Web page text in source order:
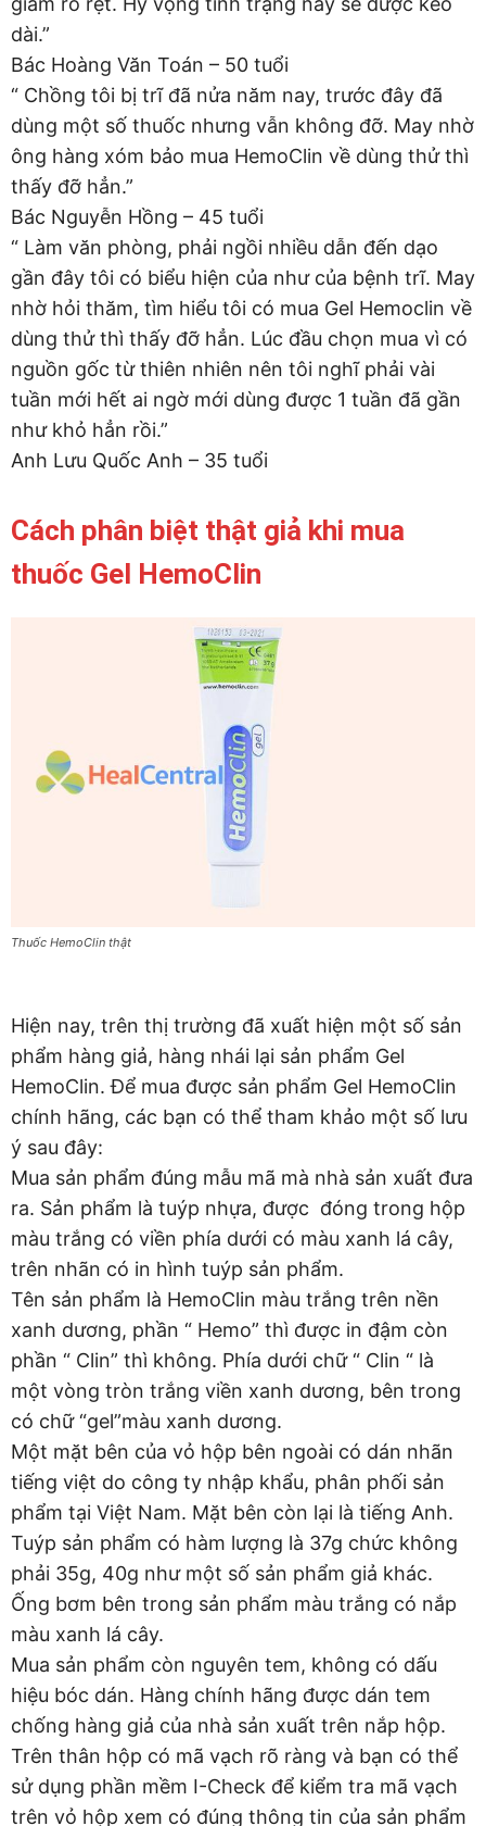
dài.”
Bác Hoàng Văn Toán – 50 tuổi
“ Chồng tôi bị trĩ đã nửa năm nay, trước đây đã
dùng một số thuốc nhưng vẫn không đỡ. May nhờ
ông hàng xóm bảo mua HemoClin về dùng thử thì
thấy đỡ hẳn.”
Bác Nguyễn Hồng – 45 tuổi
“ Làm văn phòng, phải ngồi nhiều dẫn đến dạo
gần đây tôi có biểu hiện của như của bệnh trĩ. May
nhờ hỏi thăm, tìm hiểu tôi có mua Gel Hemoclin về
dùng thử thì thấy đỡ hẳn. Lúc đầu chọn mua vì có
nguồn gốc từ thiên nhiên nên tôi nghĩ phải vài
tuần mới hết ai ngờ mới dùng được 1 tuần đã gần
như khỏ hẳn rồi.”
Anh Lưu Quốc Anh – 35 tuổi
Cách phân biệt thật giả khi mua
thuốc Gel HemoClin
Thuốc HemoClin thật
Hiện nay, trên thị trường đã xuất hiện một số sản
phẩm hàng giả, hàng nhái lại sản phẩm Gel
HemoClin. Để mua được sản phẩm Gel HemoClin
chính hãng, các bạn có thể tham khảo một số lưu
ý sau đây:
Mua sản phẩm đúng mẫu mã mà nhà sản xuất đưa
ra. Sản phẩm là tuýp nhựa, được đóng trong hộp
màu trắng có viền phía dưới có màu xanh lá cây,
trên nhãn có in hình tuýp sản phẩm.
Tên sản phẩm là HemoClin màu trắng trên nền
xanh dương, phần “ Hemo” thì được in đậm còn
phần “ Clin” thì không. Phía dưới chữ “ Clin “ là
một vòng tròn trắng viền xanh dương, bên trong
có chữ “gel”màu xanh dương.
Một mặt bên của vỏ hộp bên ngoài có dán nhãn
tiếng việt do công ty nhập khẩu, phân phối sản
phẩm tại Việt Nam. Mặt bên còn lại là tiếng Anh.
Tuýp sản phẩm có hàm lượng là 37g chức không
phải 35g, 40g như một số sản phẩm giả khác.
Ống bơm bên trong sản phẩm màu trắng có nắp
màu xanh lá cây.
Mua sản phẩm còn nguyên tem, không có dấu
hiệu bóc dán. Hàng chính hãng được dán tem
chống hàng giả của nhà sản xuất trên nắp hộp.
Trên thân hộp có mã vạch rõ ràng và bạn có thể
sử dụng phần mềm I-Check để kiểm tra mã vạch
trên vỏ hộp xem có đúng thông tin của sản phẩm